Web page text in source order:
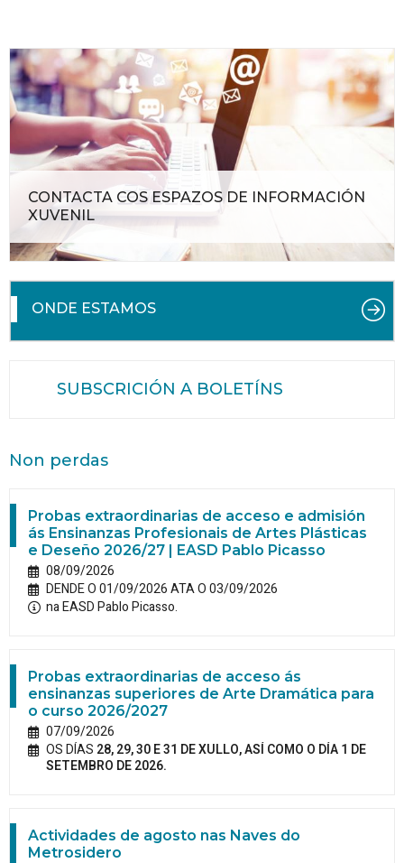
CONTACTA COS ESPAZOS DE INFORMACIÓN
XUVENIL
ONDE ESTAMOS
SUBSCRICIÓN A BOLETÍNS
Non perdas
Probas extraordinarias de acceso e admisión
ás Ensinanzas Profesionais de Artes Plásticas
e Deseño 2026/27 | EASD Pablo Picasso
08/09/2026
DENDE O 01/09/2026 ATA O 03/09/2026
na EASD Pablo Picasso.
Probas extraordinarias de acceso ás
ensinanzas superiores de Arte Dramática para
o curso 2026/2027
07/09/2026
OS DÍAS 28, 29, 30 E 31 DE XULLO, ASÍ COMO O DÍA 1 DE
SETEMBRO DE 2026.
Actividades de agosto nas Naves do
Metrosidero